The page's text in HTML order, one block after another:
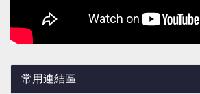
常用連結區